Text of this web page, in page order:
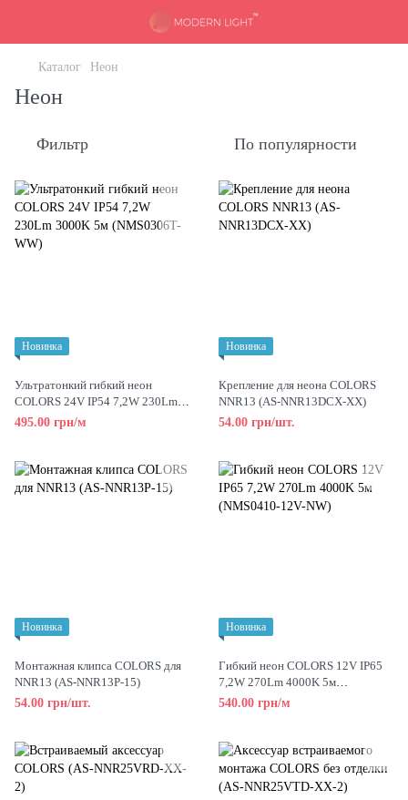
Каталог Неон
Неон
Фильтр По популярности
Новинка
Ультратонкий гибкий неон
COLORS 24V IP54 7,2W 230Lm
3000K 5м (NMS0306T-WW)
495.00 грн/м
Новинка
Крепление для неона COLORS
NNR13 (AS-NNR13DCX-XX)
54.00 грн/шт.
Новинка
Монтажная клипса COLORS для
NNR13 (AS-NNR13P-15)
54.00 грн/шт.
Новинка
Гибкий неон COLORS 12V IP65
7,2W 270Lm 4000K 5м
(NMS0410-12V-NW)
540.00 грн/м